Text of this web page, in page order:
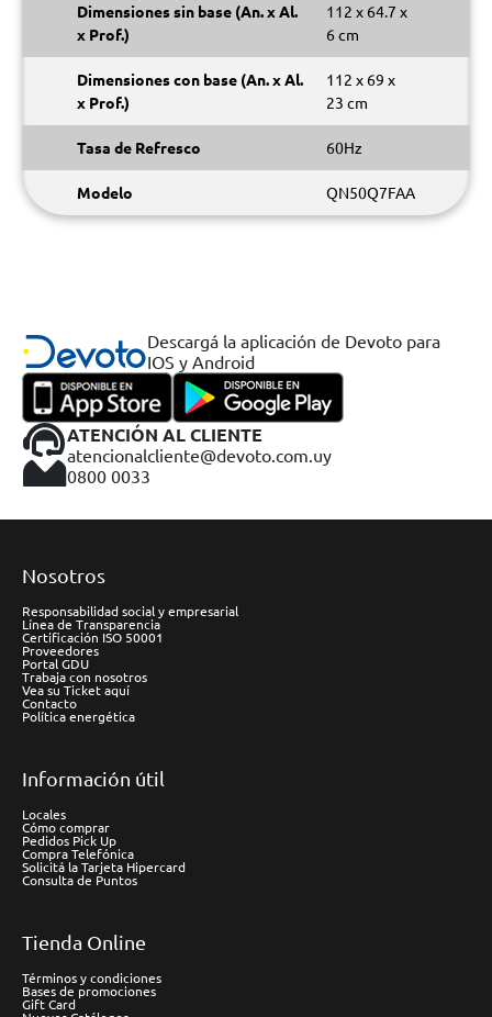
Dimensiones sin base (An. x Al.
x Prof.)
112 x 64.7 x
6 cm
Dimensiones con base (An. x Al.
x Prof.)
112 x 69 x
23 cm
Tasa de Refresco 60Hz
Modelo QN50Q7FAA
Descargá la aplicación de Devoto para
IOS y Android
ATENCIÓN AL CLIENTE
atencionalcliente@devoto.com.uy
0800 0033
Nosotros
Responsabilidad social y empresarial
Línea de Transparencia
Certificación ISO 50001
Proveedores
Portal GDU
Trabaja con nosotros
Vea su Ticket aquí
Contacto
Política energética
Información útil
Locales
Cómo comprar
Pedidos Pick Up
Compra Telefónica
Solicitá la Tarjeta Hipercard
Consulta de Puntos
Tienda Online
Términos y condiciones
Bases de promociones
Gift Card